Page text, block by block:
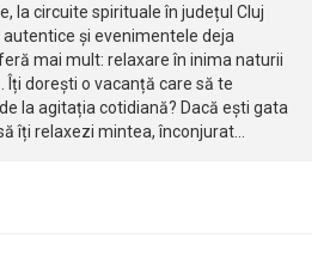
la circuite spirituale în județul Cluj
și evenimentele deja
mai mult: relaxare în inima naturii
Îți dorești o vacanță care să te
la agitația cotidiană? Dacă ești gata
îți relaxezi mintea, înconjurat…